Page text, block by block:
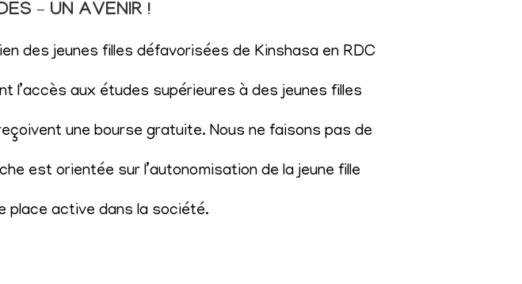
– UN AVENIR !
des jeunes filles défavorisées de Kinshasa en RDC
l’accès aux études supérieures à des jeunes filles
une bourse gratuite. Nous ne faisons pas de
est orientée sur l’autonomisation de la jeune fille
place active dans la société.